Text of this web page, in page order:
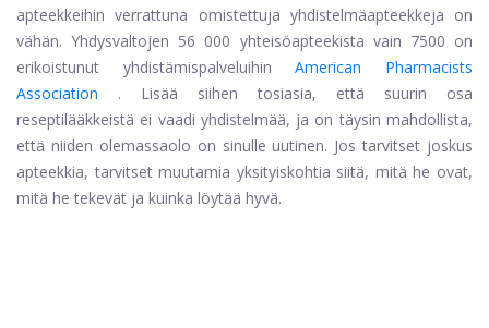
apteekkeihin verrattuna omistettuja yhdistelmäapteekkeja on
vähän. Yhdysvaltojen 56 000 yhteisöapteekista vain 7500 on
erikoistunut yhdistämispalveluihin
American Pharmacists
Association
. Lisää siihen tosiasia, että suurin osa
reseptilääkkeistä ei vaadi yhdistelmää, ja on täysin mahdollista,
että niiden olemassaolo on sinulle uutinen. Jos tarvitset joskus
apteekkia, tarvitset muutamia yksityiskohtia siitä, mitä he ovat,
mitä he tekevät ja kuinka löytää hyvä.